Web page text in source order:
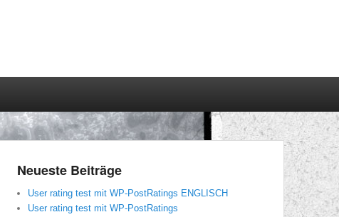
Neueste Beiträge
User rating test mit WP-PostRatings ENGLISCH
User rating test mit WP-PostRatings